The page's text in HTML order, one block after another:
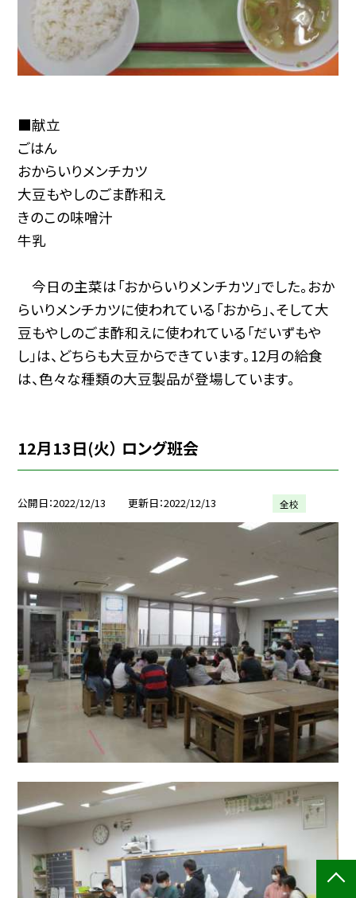
■献立
ごはん
おからいりメンチカツ
大豆もやしのごま酢和え
きのこの味噌汁
牛乳
今日の主菜は「おからいりメンチカツ」でした。おか
らいりメンチカツに使われている「おから」、そして大
豆もやしのごま酢和えに使われている「だいずもや
し」は、どちらも大豆からできています。12月の給食
は、色々な種類の大豆製品が登場しています。
12月13日(火） ロング班会
公開日 2022/12/13 更新日 2022/12/13 全校